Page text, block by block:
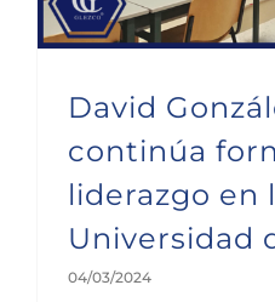
David
continúa
liderazgo en
Universidad
04/03/2024